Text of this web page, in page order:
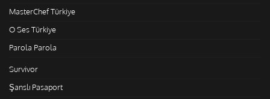
MasterChef Türkiye
O Ses Türkiye
Parola Parola
Survivor
Şanslı Pasaport